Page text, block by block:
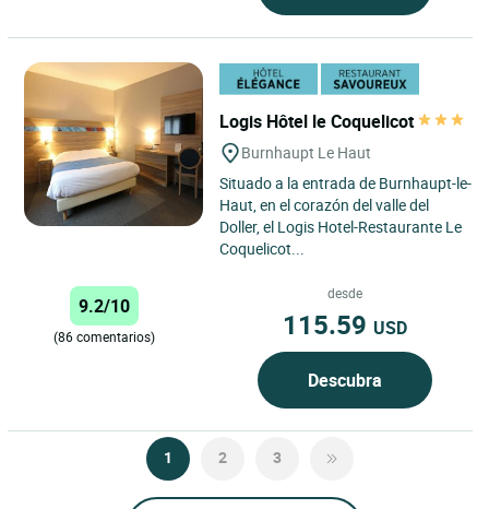
Logis Hôtel le Coquelicot
Burnhaupt Le Haut
Situado a la entrada de Burnhaupt-le-
Haut, en el corazón del valle del
Doller, el Logis Hotel-Restaurante Le
Coquelicot...
9.2/10
(86 comentarios)
desde
115.59 USD
Descubra
1 2 3